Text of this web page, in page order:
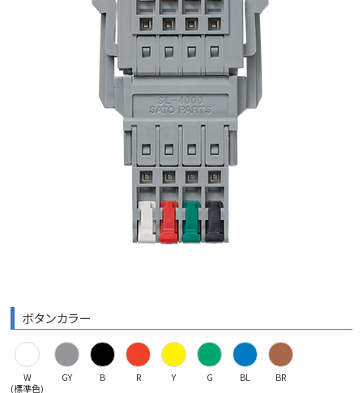
ボタンカラー
W
(標準色)
GY B R Y G BL BR